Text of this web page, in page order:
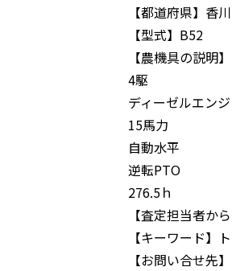
【都道府県】 香
【型式】 B52
【農機具の説明】
4駆
ディーゼルエン
15馬力
自動水平
逆転PTO
276.5ｈ
【査定担当者か
【キーワード】
【お問い合せ先】